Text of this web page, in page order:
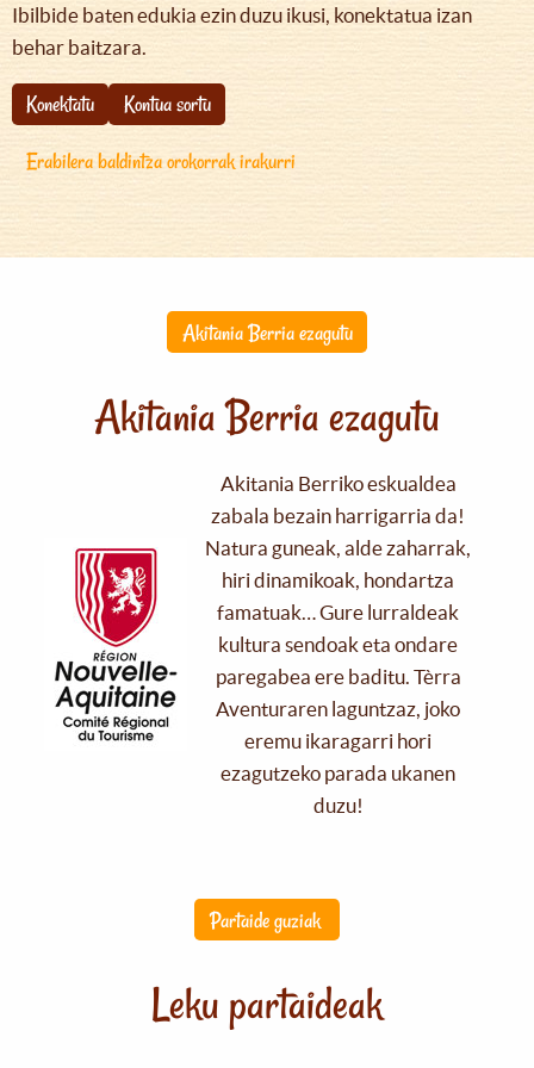
Ibilbide baten edukia ezin duzu ikusi, konektatua izan
behar baitzara.
Konektatu
Kontua sortu
Erabilera baldintza orokorrak irakurri
Akitania Berria ezagutu
Akitania Berria ezagutu
Akitania Berriko eskualdea
zabala bezain harrigarria da!
Natura guneak, alde zaharrak,
hiri dinamikoak, hondartza
famatuak… Gure lurraldeak
kultura sendoak eta ondare
paregabea ere baditu. Tèrra
Aventuraren laguntzaz, joko
eremu ikaragarri hori
ezagutzeko parada ukanen
duzu!
Partaide guziak
Leku partaideak